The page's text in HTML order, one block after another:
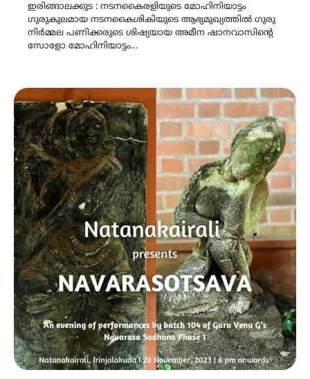
ഇരിങ്ങാലക്കുട : നടനകൈരളിയുടെ മോഹിനിയാട്ടം
ഗുരുകുലമായ നടനകൈശികിയുടെ ആഭ്യമുഖ്യത്തിൽ ഗുരു
നിർമ്മല പണിക്കരുടെ ശിഷ്യയായ അമീന ഷാനവാസിന്റെ
സോളോ മോഹിനിയാട്ടം…